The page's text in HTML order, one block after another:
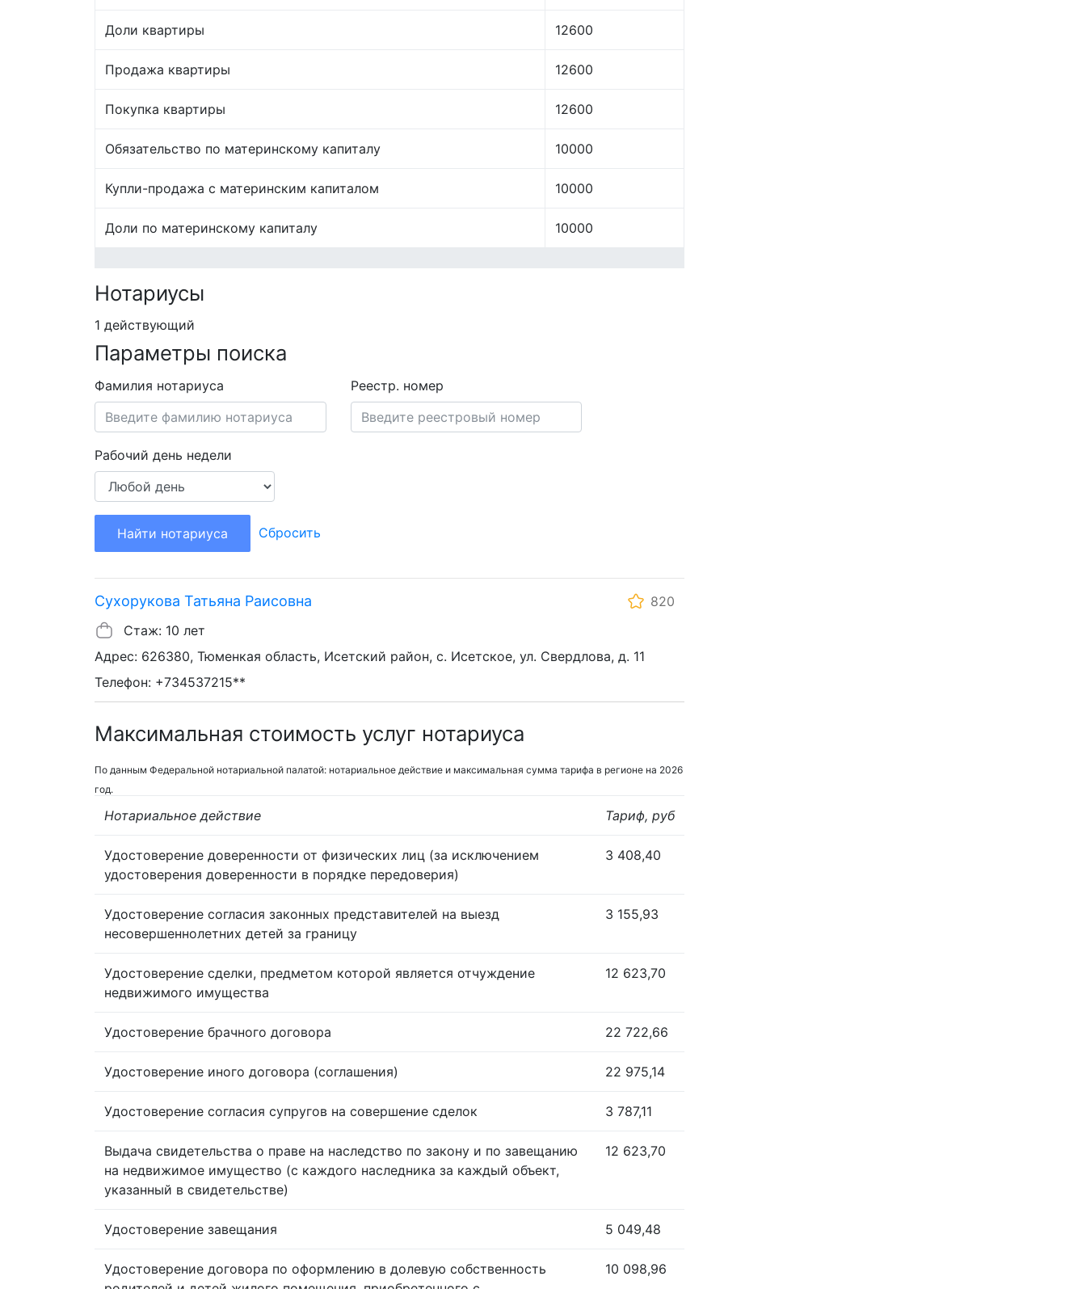
Доли квартиры 12600
Продажа квартиры 12600
Покупка квартиры 12600
Обязательство по материнскому капиталу 10000
Купли-продажа с материнским капиталом 10000
Доли по материнскому капиталу 10000
Нотариусы
1 действующий
Параметры поиска
Фамилия нотариуса Реестр. номер
Рабочий день недели
Найти нотариуса Сбросить
Сухорукова Татьяна Раисовна
820
Стаж: 10 лет
Адрес: 626380, Тюменкая область, Исетский район, с. Исетское, ул. Свердлова, д. 11
Телефон: +734537215**
Максимальная стоимость услуг нотариуса
По данным Федеральной нотариальной палатой: нотариальное действие и максимальная сумма тарифа в регионе на 2026
год.
Нотариальное действие Тариф, руб
Удостоверение доверенности от физических лиц (за исключением
удостоверения доверенности в порядке передоверия)
3 408,40
Удостоверение согласия законных представителей на выезд
несовершеннолетних детей за границу
3 155,93
Удостоверение сделки, предметом которой является отчуждение
недвижимого имущества
12 623,70
Удостоверение брачного договора 22 722,66
Удостоверение иного договора (соглашения) 22 975,14
Удостоверение согласия супругов на совершение сделок 3 787,11
Выдача свидетельства о праве на наследство по закону и по завещанию
на недвижимое имущество (с каждого наследника за каждый объект,
указанный в свидетельстве)
12 623,70
Удостоверение завещания 5 049,48
Удостоверение договора по оформлению в долевую собственность
10 098,96